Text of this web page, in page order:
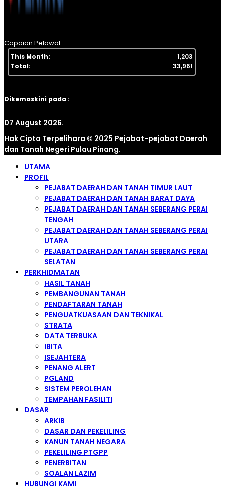
Capaian Pelawat :
This Month:
1,203
Total:
33,961
Dikemaskini pada :
07 August 2026.
Hak Cipta Terpelihara © 2025 Pejabat-pejabat Daerah
dan Tanah Negeri Pulau Pinang.
UTAMA
PROFIL
PEJABAT DAERAH DAN TANAH TIMUR LAUT
PEJABAT DAERAH DAN TANAH BARAT DAYA
PEJABAT DAERAH DAN TANAH SEBERANG PERAI
TENGAH
PEJABAT DAERAH DAN TANAH SEBERANG PERAI
UTARA
PEJABAT DAERAH DAN TANAH SEBERANG PERAI
SELATAN
PERKHIDMATAN
HASIL TANAH
PEMBANGUNAN TANAH
PENDAFTARAN TANAH
PENGUATKUASAAN DAN TEKNIKAL
STRATA
DATA TERBUKA
IBITA
ISEJAHTERA
PENANG ALERT
PGLAND
SISTEM PEROLEHAN
TEMPAHAN FASILITI
DASAR
ARKIB
DASAR DAN PEKELILING
KANUN TANAH NEGARA
PEKELILING PTGPP
PENERBITAN
SOALAN LAZIM